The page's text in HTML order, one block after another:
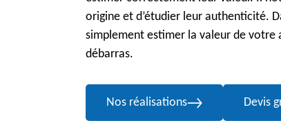
origine et d’étudier leur authenticité.
simplement estimer la valeur de
débarras.
Nos réalisations Devis